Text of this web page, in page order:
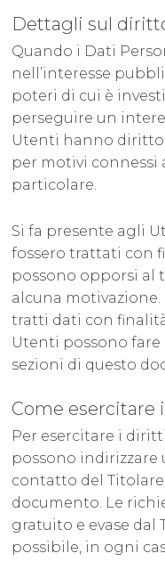
Dettagli sul
Quando i Dati
nell’interesse
poteri di cui è
perseguire un
Utenti hanno
per motivi connessi
particolare.
Si fa presente agli
fossero trattati con
possono opporsi al
alcuna motivazione.
tratti dati con
Utenti possono
sezioni di questo
Come esercitare
Per esercitare i
possono indirizzare
contatto del
documento. Le
gratuito e evase dal
possibile, in ogni